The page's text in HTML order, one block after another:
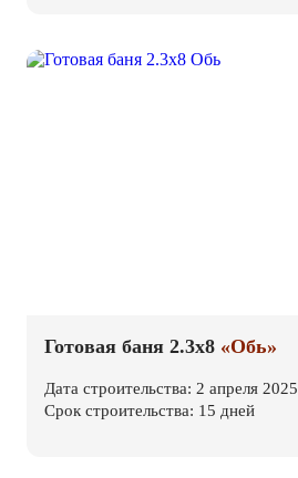
Готовая баня 2.3х8 «Обь»
Дата строительства: 2 апреля 2025
Срок строительства: 15 дней